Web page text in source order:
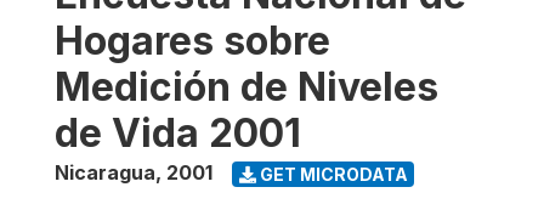
Hogares sobre
Medición de Niveles
de Vida 2001
Nicaragua, 2001 GET MICRODATA